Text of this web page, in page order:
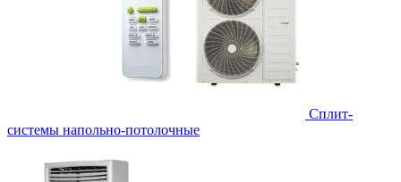
Сплит-
системы напольно-потолочные